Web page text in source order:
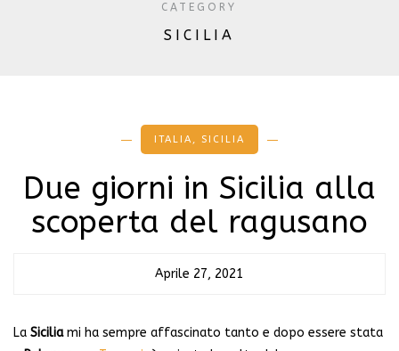
CATEGORY
SICILIA
ITALIA , SICILIA
Due giorni in Sicilia alla
scoperta del ragusano
Aprile 27, 2021
La Siciliami ha sempre affascinato tanto e dopo essere stata